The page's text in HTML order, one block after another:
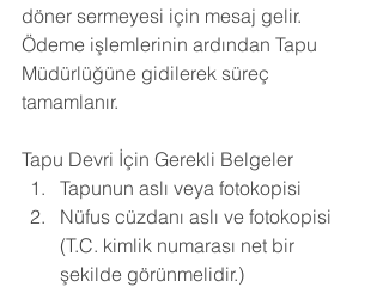
döner sermeyesi için mesaj gelir.
Ödeme işlemlerinin ardından Tapu
Müdürlüğüne gidilerek süreç
tamamlanır.
Tapu Devri İçin Gerekli Belgeler
Tapunun aslı veya fotokopisi
Nüfus cüzdanı aslı ve fotokopisi
(T.C. kimlik numarası net bir
şekilde görünmelidir.)